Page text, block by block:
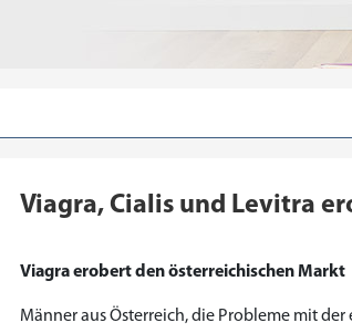
Viagra, Cialis und Levitra
Viagra erobert den österreichischen Markt
Männer aus Österreich, die Probleme mit